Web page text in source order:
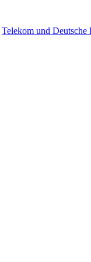
Telekom und Deutsche